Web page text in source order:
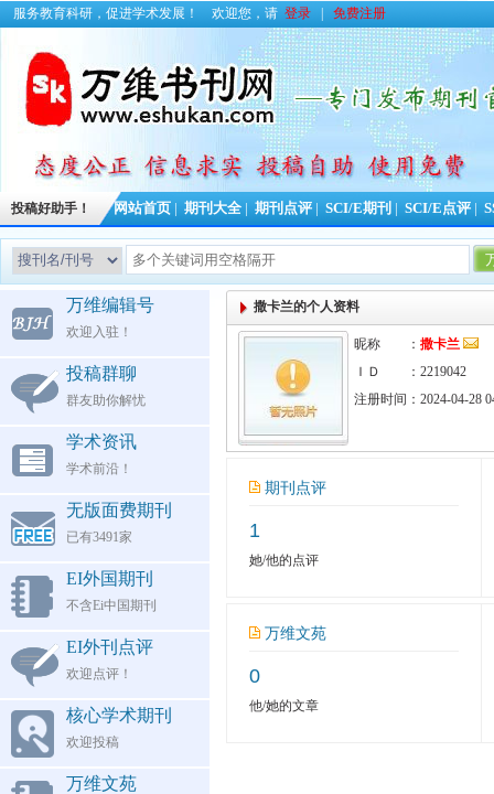
服务教育科研，促进学术发展！ 欢迎您，请 登录 免费注册
投稿好助手！ 网站首页 期刊大全 期刊点评 SCI/E期刊 SCI/E点评
今日更
万维编辑号
欢迎入驻！
投稿群聊
群友助你解忧
学术资讯
学术前沿！
无版面费期刊
已有3491家
EI外国期刊
不含Ei中国期刊
EI外刊点评
欢迎点评！
核心学术期刊
欢迎投稿
万维文苑
撒卡兰的个人资料
昵称 ： 撒卡兰
ＩＤ ：2219042
注册时间：2024-04-28
期刊点评
1
她/他的点评
万维文苑
0
他/她的文章